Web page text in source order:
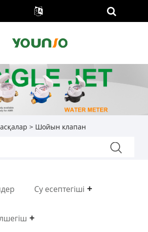
> Шойын клапан
Су есептегіші